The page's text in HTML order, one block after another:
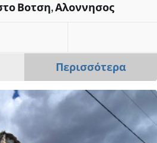
Βοτση, Αλοννησος
Περισσότερα